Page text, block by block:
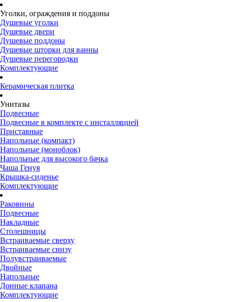
Уголки, ограждения и поддоны
Душевые уголки
Душевые двери
Душевые поддоны
Душевые шторки для ванны
Душевые перегородки
Комплектующие
Керамическая плитка
Унитазы
Подвесные
Подвесные в комплекте с инсталляцией
Приставные
Напольные (компакт)
Напольные (моноблок)
Напольные для высокого бачка
Чаша Генуя
Крышка-сиденье
Комплектующие
Раковины
Подвесные
Накладные
Столешницы
Встраиваемые сверху
Встраиваемые снизу
Полувстраиваемые
Двойные
Напольные
Донные клапана
Комплектующие